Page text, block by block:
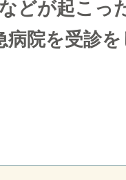
どが起こっ
病院を受診